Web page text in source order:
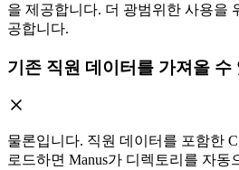
을 제공합니다. 더 광범위한 사용을
공합니다.
기존 직원 데이터를 가져올 수
물론입니다. 직원 데이터를 포함한
로드하면 Manus가 디렉토리를 자동